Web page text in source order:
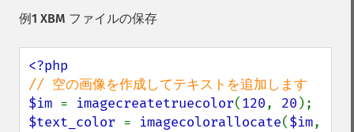
例1 XBM ファイルの保存
$im = imagecreatetruecolor(120, 20
$text_color = imagecolorallocate($im